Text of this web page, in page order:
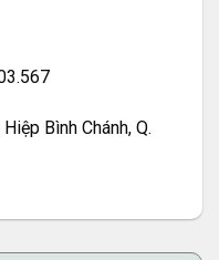
Bình Chánh, Q.